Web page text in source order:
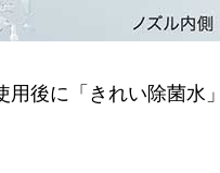
後に「きれい除菌水